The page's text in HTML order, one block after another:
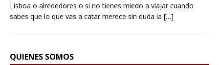
Lisboa o alrededores o si no tienes miedo a viajar cuando
sabes que lo que vas a catar merece sin duda la […]
QUIENES SOMOS